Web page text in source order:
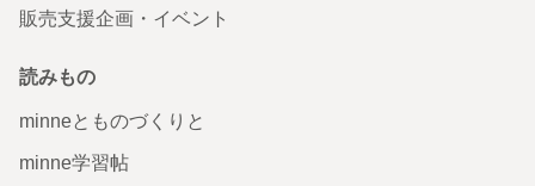
販売支援企画・イベント
読みもの
minneとものづくりと
minne学習帖